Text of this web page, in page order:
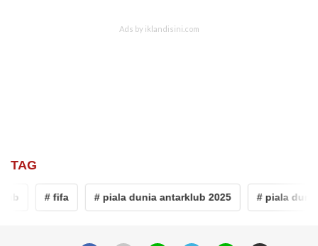
TAG
# fifa # piala dunia antarklub 2025 # piala